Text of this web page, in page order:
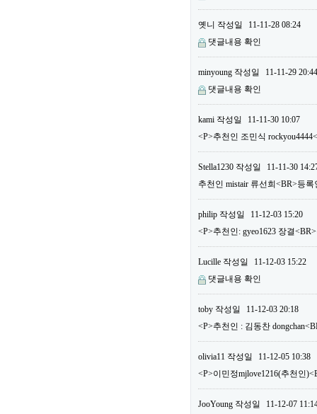
옛니 작성일
11-11-28 08:24
댓글내용 확인
minyoung 작성일
11-11-29 20:44
댓글내용 확인
kami 작성일
11-11-30 10:07
<P>추천인 조민식
Stella1230 작성일
11-11-30
추천인 mistair 류선희<BR>등
philip 작성일
11-12-03 15:20
<P>추천인: gyeo1623 장결
Lucille 작성일
11-12-03 15:22
댓글내용 확인
toby 작성일
11-12-03 20:18
<P>추천인 : 김동찬
olivia11 작성일
11-12-05 10:38
<P>이민정mjlove1216(추천인
JooYoung 작성일
11-12-07